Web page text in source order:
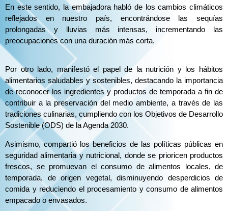
En este sentido, la embajadora habló de los cambios climáticos
reflejados en nuestro país, encontrándose las sequías
prolongadas y lluvias más intensas, incrementando las
preocupaciones con una duración más corta.
Por otro lado, manifestó el papel de la nutrición y los hábitos
alimentarios saludables y sostenibles, destacando la importancia
de reconocer los ingredientes y productos de temporada a fin de
contribuir a la preservación del medio ambiente, a través de las
tradiciones culinarias, cumpliendo con los Objetivos de Desarrollo
Sostenible (ODS) de la Agenda 2030.
Asimismo, compartió los beneficios de las políticas públicas en
seguridad alimentaria y nutricional, donde se prioricen productos
frescos, se promuevan el consumo de alimentos locales, de
temporada, de origen vegetal, disminuyendo desperdicios de
comida y reduciendo el procesamiento y consumo de alimentos
empacado o envasados.